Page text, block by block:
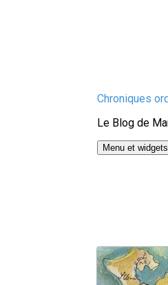
Chroniques
Le Blog de
Menu et widgets